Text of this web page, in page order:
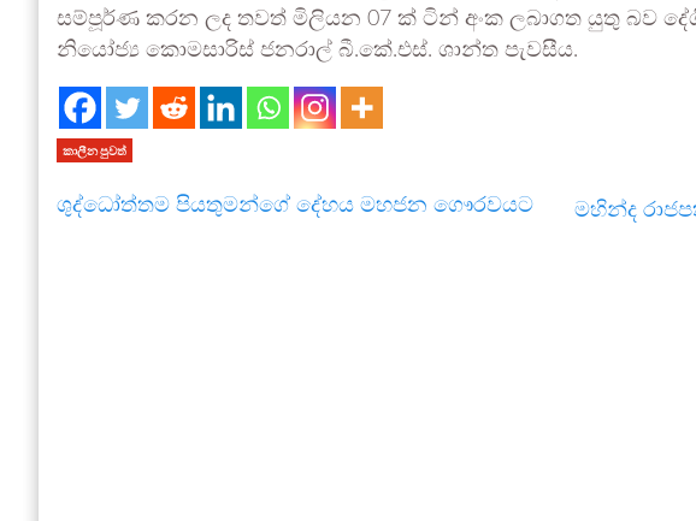
සම්පූර්ණ කරන ලද තවත් මිලියන 07 ක් ටින් අංක ලබාගත යුතු බව
නියෝජ්‍ය කොමසාරිස් ජනරාල් බී.කේ.එස්. ශාන්ත පැවසීය.
කාලීන පුවත්
ශුද්ධෝත්තම පියතුමන්ගේ දේහය මහජන ගෞරවයට
මහින්ද